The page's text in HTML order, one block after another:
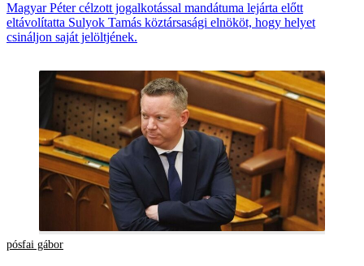
Magyar Péter célzott jogalkotással mandátuma lejárta előtt
eltávolítatta Sulyok Tamás köztársasági elnököt, hogy helyet
csináljon saját jelöltjének.
pósfai gábor